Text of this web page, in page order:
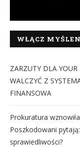
WŁĄCZ
ZARZUTY DLA YOUR
WALCZYĆ Z
FINANSOWA
Prokuratura
Poszkodowani
sprawiedliwości?